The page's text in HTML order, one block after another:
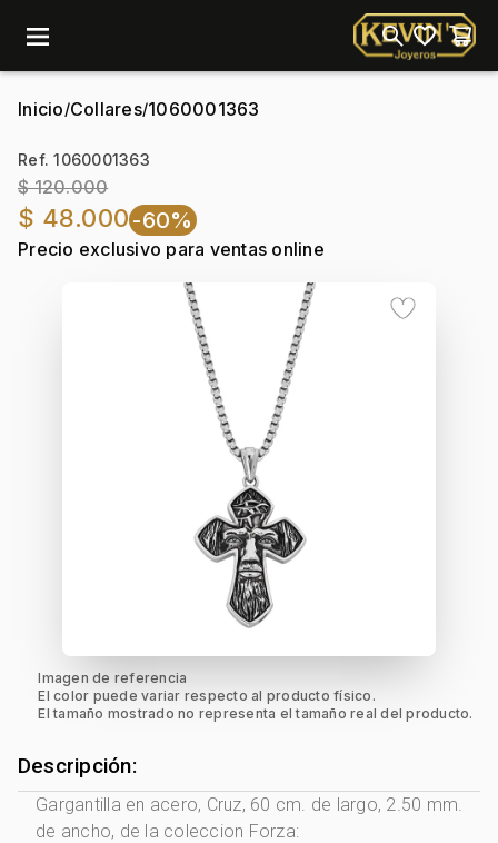
menu
Inicio/Collares/1060001363
Ref. 1060001363
$ 120.000
$ 48.000 -60%
Precio exclusivo para ventas online
Imagen de referencia
El color puede variar respecto al producto físico.
El tamaño mostrado no representa el tamaño real del producto.
Descripción:
Gargantilla en acero, Cruz, 60 cm. de largo, 2.50 mm.
de ancho, de la coleccion Forza: